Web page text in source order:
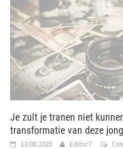
Je zult je tranen niet
transformatie van deze
13.08.2025 Editor7